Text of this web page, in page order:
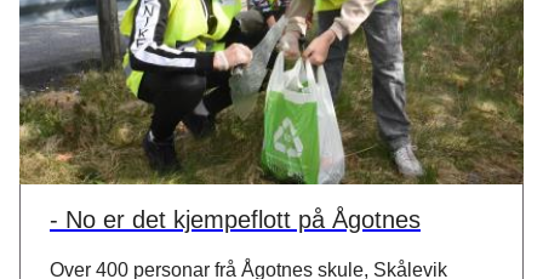
- No er det kjempeflott på Ågotnes
Over 400 personar frå Ågotnes skule, Skålevik